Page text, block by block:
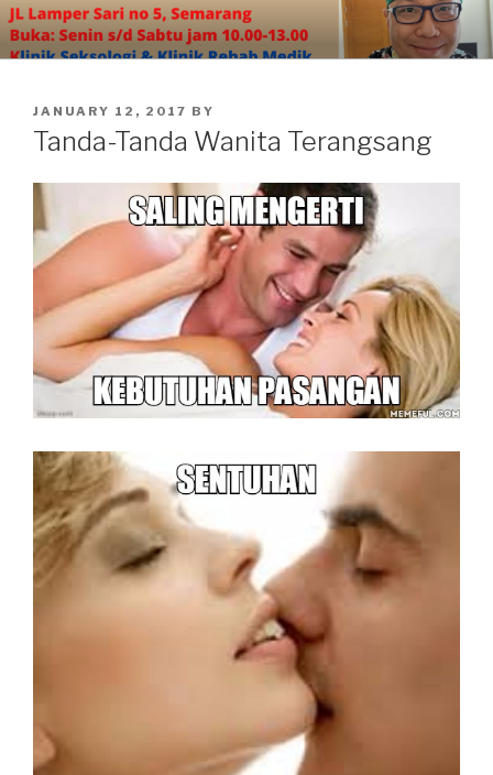
Skip
to
content
POSTED
ON
JANUARY 12, 2017 BY
Tanda-Tanda Wanita Terangsang